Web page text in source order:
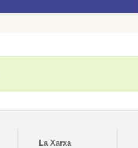
La Xarxa